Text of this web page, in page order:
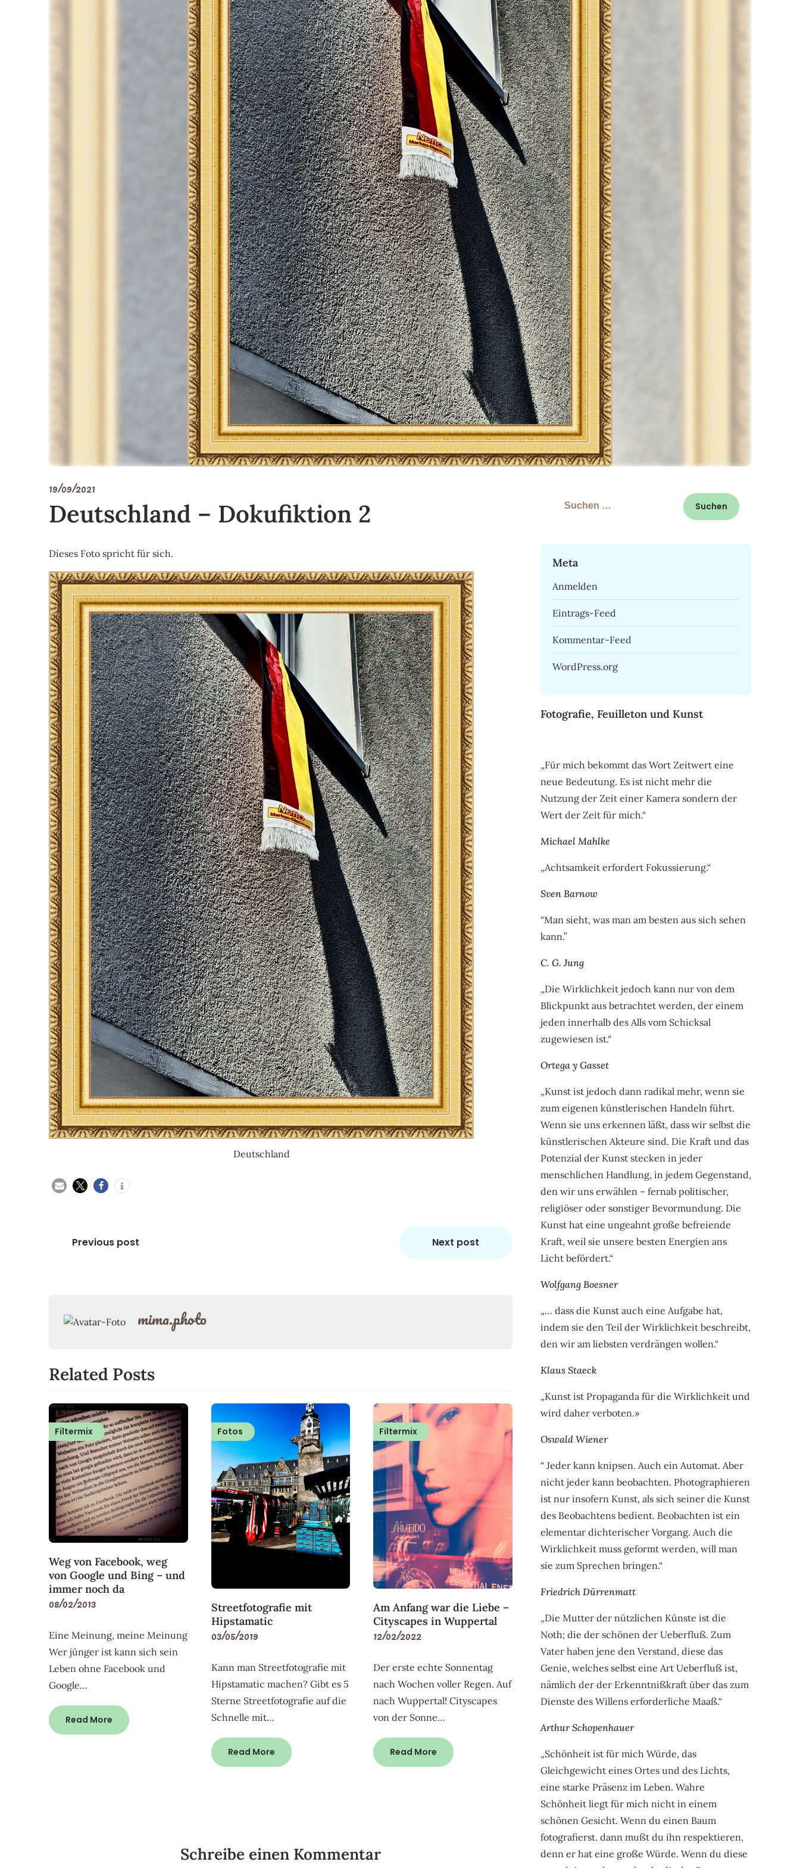
19/09/2021
Deutschland – Dokufiktion 2
Dieses Foto spricht für sich.
Deutschland
Beitragsnavigation
Previous post Next post
mima.photo
Related Posts
Filtermix
Weg von Facebook, weg
von Google und Bing – und
immer noch da
08/02/2013
Eine Meinung, meine Meinung
Wer jünger ist kann sich sein
Leben ohne Facebook und
Google…
Read More
Fotos
Streetfotografie mit
Hipstamatic
03/05/2019
Kann man Streetfotografie mit
Hipstamatic machen? Gibt es 5
Sterne Streetfotografie auf die
Schnelle mit…
Read More
Filtermix
Am Anfang war die Liebe –
Cityscapes in Wuppertal
12/02/2022
Der erste echte Sonnentag
nach Wochen voller Regen. Auf
nach Wuppertal! Cityscapes
von der Sonne…
Read More
Schreibe einen Kommentar
Suchen
Meta
Anmelden
Eintrags-Feed
Kommentar-Feed
WordPress.org
Fotografie, Feuilleton und Kunst
„Für mich bekommt das Wort Zeitwert eine
neue Bedeutung. Es ist nicht mehr die
Nutzung der Zeit einer Kamera sondern der
Wert der Zeit für mich.“
Michael Mahlke
„Achtsamkeit erfordert Fokussierung.“
Sven Barnow
“Man sieht, was man am besten aus sich sehen
kann.”
C. G. Jung
„Die Wirklichkeit jedoch kann nur von dem
Blickpunkt aus betrachtet werden, der einem
jeden innerhalb des Alls vom Schicksal
zugewiesen ist.“
Ortega y Gasset
„Kunst ist jedoch dann radikal mehr, wenn sie
zum eigenen künstlerischen Handeln führt.
Wenn sie uns erkennen läßt, dass wir selbst die
künstlerischen Akteure sind. Die Kraft und das
Potenzial der Kunst stecken in jeder
menschlichen Handlung, in jedem Gegenstand,
den wir uns erwählen – fernab politischer,
religiöser oder sonstiger Bevormundung. Die
Kunst hat eine ungeahnt große befreiende
Kraft, weil sie unsere besten Energien ans
Licht befördert.“
Wolfgang Boesner
„… dass die Kunst auch eine Aufgabe hat,
indem sie den Teil der Wirklichkeit beschreibt,
den wir am liebsten verdrängen wollen.“
Klaus Staeck
„Kunst ist Propaganda für die Wirklichkeit und
wird daher verboten.»
Oswald Wiener
“ Jeder kann knipsen. Auch ein Automat. Aber
nicht jeder kann beobachten. Photographieren
ist nur insofern Kunst, als sich seiner die Kunst
des Beobachtens bedient. Beobachten ist ein
elementar dichterischer Vorgang. Auch die
Wirklichkeit muss geformt werden, will man
sie zum Sprechen bringen.“
Friedrich Dürrenmatt
„Die Mutter der nützlichen Künste ist die
Noth; die der schönen der Ueberfluß. Zum
Vater haben jene den Verstand, diese das
Genie, welches selbst eine Art Ueberfluß ist,
nämlich der der Erkenntnißkraft über das zum
Dienste des Willens erforderliche Maaß.“
Arthur Schopenhauer
„Schönheit ist für mich Würde, das
Gleichgewicht eines Ortes und des Lichts,
eine starke Präsenz im Leben. Wahre
Schönheit liegt für mich nicht in einem
schönen Gesicht. Wenn du einen Baum
fotografierst. dann mußt du ihn respektieren,
denn er hat eine große Würde. Wenn du diese